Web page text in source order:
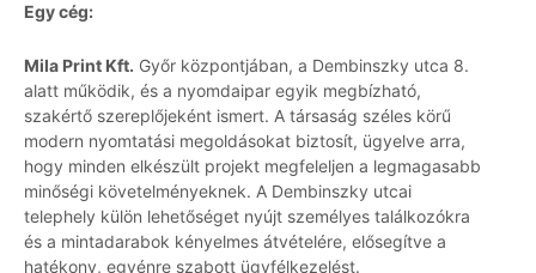
Egy cég:
Mila Print Kft. Győr központjában, a Dembinszky utca 8.
alatt működik, és a nyomdaipar egyik megbízható,
szakértő szereplőjeként ismert. A társaság széles körű
modern nyomtatási megoldásokat biztosít, ügyelve arra,
hogy minden elkészült projekt megfeleljen a legmagasabb
minőségi követelményeknek. A Dembinszky utcai
telephely külön lehetőséget nyújt személyes találkozókra
és a mintadarabok kényelmes átvételére, elősegítve a
hatékony, egyénre szabott ügyfélkezelést.